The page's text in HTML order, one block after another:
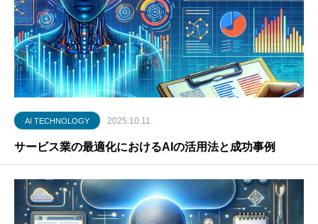
AI TECHNOLOGY 2025.10.11
サービス業の最適化におけるAIの活用法と成功事例